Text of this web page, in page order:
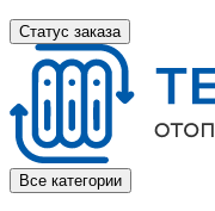
Статус заказа
Все категории